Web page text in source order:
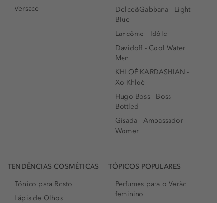
Versace
Dolce&Gabbana - Light
Blue
Lancôme - Idôle
Davidoff - Cool Water
Men
KHLOÉ KARDASHIAN -
Xo Khloè
Hugo Boss - Boss
Bottled
Gisada - Ambassador
Women
TENDÊNCIAS COSMÉTICAS
Tónico para Rosto
Lápis de Olhos
TÓPICOS POPULARES
Perfumes para o Verão
feminino